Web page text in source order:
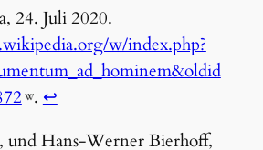
24. Juli 2020.
w/index.php?
. ↩︎
und Hans-Werner Bierhoff,